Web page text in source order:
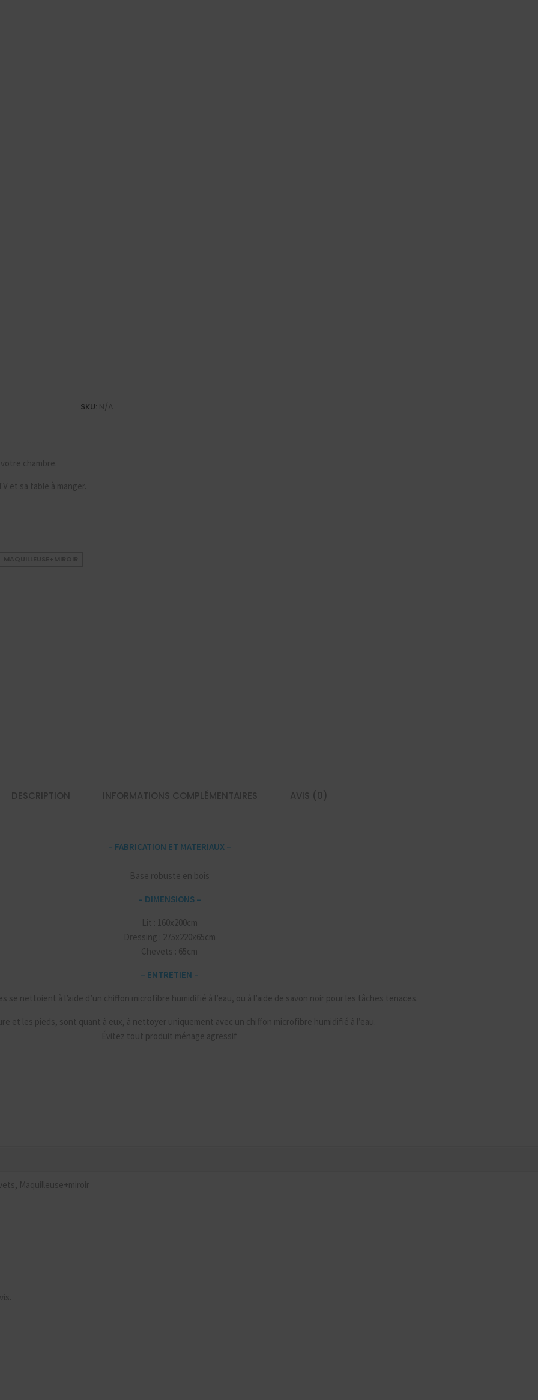
SKU: N/A
chambre.
et sa table à manger.
DESCRIPTION INFORMATIONS COMPLÉMENTAIRES AVIS (0)
– FABRICATION ET MATERIAUX –
Base robuste en bois
– DIMENSIONS –
Lit : 160x200cm
Dressing : 275x220x65cm
Chevets : 65cm
– ENTRETIEN –
se nettoient à l’aide d’un chiffon microfibre humidifié à l’eau, ou à l’aide de savon noir pour les tâches tenaces.
et les pieds, sont quant à eux, à nettoyer uniquement avec un chiffon microfibre humidifié à l’eau.
Évitez tout produit ménage agressif
Maquilleuse+miroir